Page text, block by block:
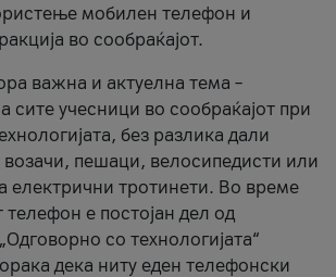
мобилен телефон и
во сообраќајот.
важна и актуелна тема –
сите учесници во сообраќајот при
без разлика дали
возачи, пешаци, велосипедисти или
електрични тротинети. Во време
е постојан дел од
со технологијата“
дека ниту еден телефонски